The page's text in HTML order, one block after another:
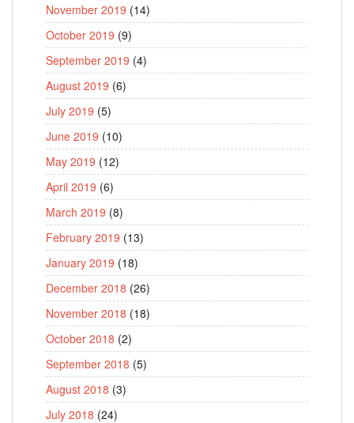
November 2019 (14)
October 2019 (9)
September 2019 (4)
August 2019 (6)
July 2019 (5)
June 2019 (10)
May 2019 (12)
April 2019 (6)
March 2019 (8)
February 2019 (13)
January 2019 (18)
December 2018 (26)
November 2018 (18)
October 2018 (2)
September 2018 (5)
August 2018 (3)
July 2018 (24)